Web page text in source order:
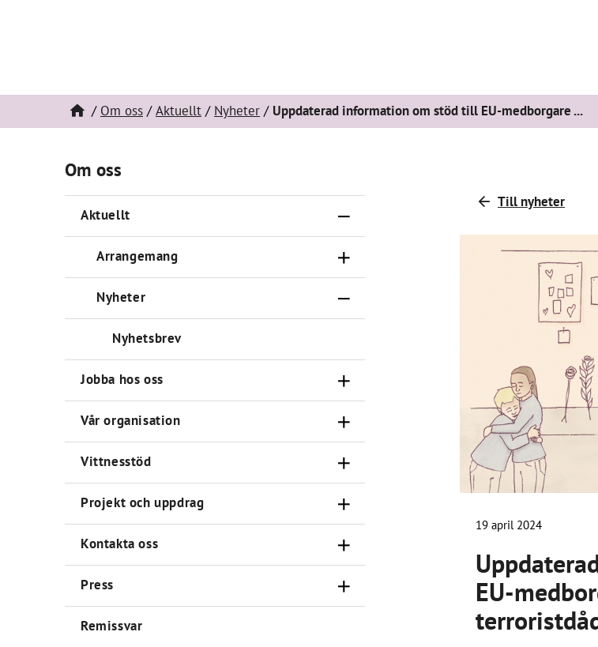
Om oss Aktuellt Nyheter Uppdaterad information om stöd till EU-medborgare ...
Om oss
Aktuellt
Arrangemang
Nyheter
Nyhetsbrev
Jobba hos oss
Vår organisation
Vittnesstöd
Projekt och uppdrag
Kontakta oss
Press
Remissvar
Till nyheter
19 april 2024
EU-